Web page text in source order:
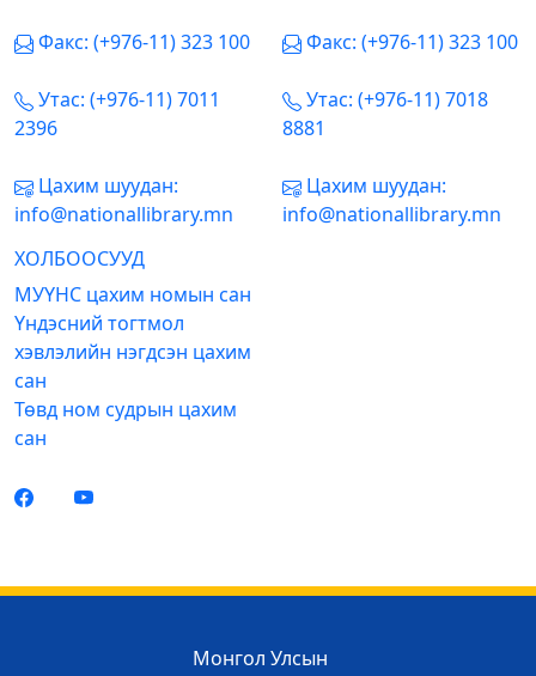
Факс: (+976-11) 323 100
Утас: (+976-11) 7011
2396
Цахим шуудан:
info@nationallibrary.mn
Факс: (+976-11) 323 100
Утас: (+976-11) 7018
8881
Цахим шуудан:
info@nationallibrary.mn
ХОЛБООСУУД
МУҮНС цахим номын сан
Үндэсний тогтмол
хэвлэлийн нэгдсэн цахим
сан
Төвд ном судрын цахим
сан
Монгол Улсын